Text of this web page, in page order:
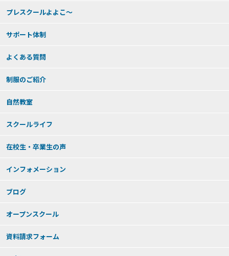
プレスクールよよこ～
サポート体制
よくある質問
制服のご紹介
自然教室
スクールライフ
在校生・卒業生の声
インフォメーション
ブログ
オープンスクール
資料請求フォーム